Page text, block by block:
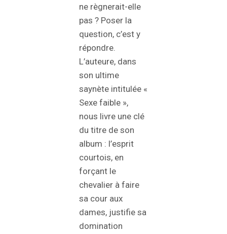
ne règnerait-elle
pas ? Poser la
question, c’est y
répondre.
L’auteure, dans
son ultime
saynète intitulée «
Sexe faible »,
nous livre une clé
du titre de son
album : l’esprit
courtois, en
forçant le
chevalier à faire
sa cour aux
dames, justifie sa
domination